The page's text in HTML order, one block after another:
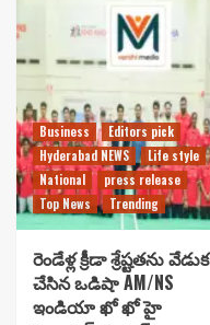
Business
Editors pick
Hyderabad NEWS
Life style
National
press release
Top News
Trending
రెండేళ్ల క్రీడా శ్రేష్టతను వేడుక
చేసిన ఒడిషా AM/NS
ఇండియా ఖో ఖో హై